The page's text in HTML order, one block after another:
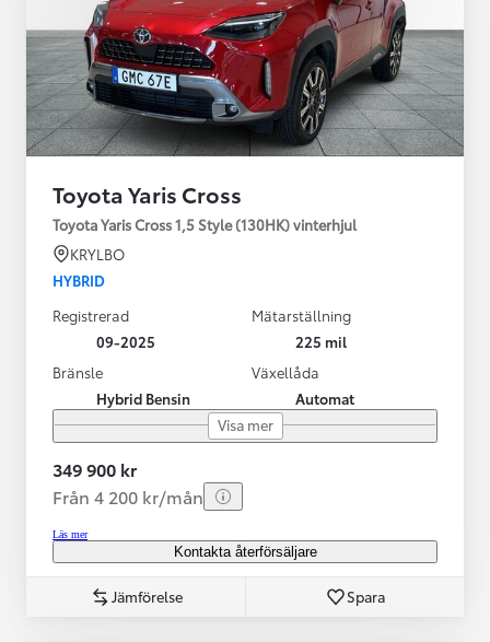
Toyota Yaris Cross
Toyota Yaris Cross 1,5 Style (130HK) vinterhjul
KRYLBO
HYBRID
Registrerad
09-2025
Mätarställning
225 mil
Bränsle
Hybrid Bensin
Växellåda
Automat
Visa mer
349 900 kr
Från 4 200 kr/mån
Läs mer
Kontakta återförsäljare
Jämförelse Spara